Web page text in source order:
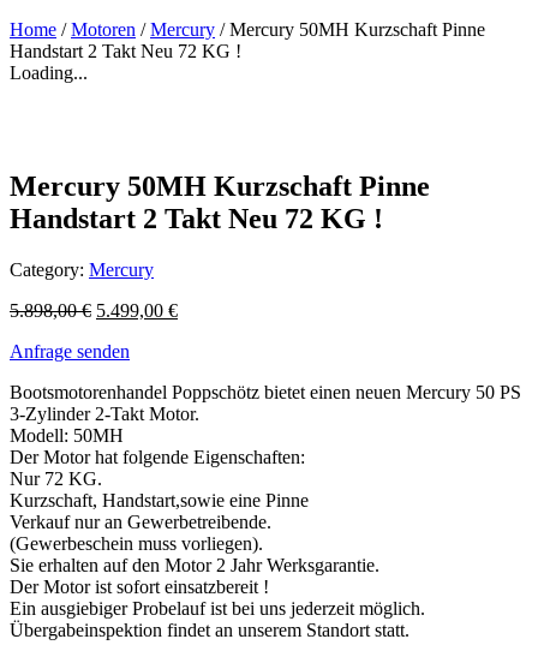
Home /Motoren /Mercury / Mercury 50MH Kurzschaft Pinne
Handstart 2 Takt Neu 72 KG !
Loading...
Mercury 50MH Kurzschaft Pinne
Handstart 2 Takt Neu 72 KG !
Category: Mercury
5.898,00€ 5.499,00 €
Anfrage senden
Bootsmotorenhandel Poppschötz bietet einen neuen Mercury 50 PS
3-Zylinder 2-Takt Motor.
Modell: 50MH
Der Motor hat folgende Eigenschaften:
Nur 72 KG.
Kurzschaft, Handstart,sowie eine Pinne
Verkauf nur an Gewerbetreibende.
(Gewerbeschein muss vorliegen).
Sie erhalten auf den Motor 2 Jahr Werksgarantie.
Der Motor ist sofort einsatzbereit !
Ein ausgiebiger Probelauf ist bei uns jederzeit möglich.
Übergabeinspektion findet an unserem Standort statt.